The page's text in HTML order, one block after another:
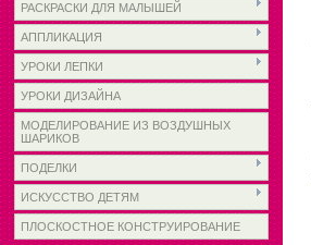
РАСКРАСКИ ДЛЯ МАЛЫШЕЙ
АППЛИКАЦИЯ
УРОКИ ЛЕПКИ
УРОКИ ДИЗАЙНА
МОДЕЛИРОВАНИЕ ИЗ ВОЗДУШНЫХ
ШАРИКОВ
ПОДЕЛКИ
ИСКУССТВО ДЕТЯМ
ПЛОСКОСТНОЕ КОНСТРУИРОВАНИЕ